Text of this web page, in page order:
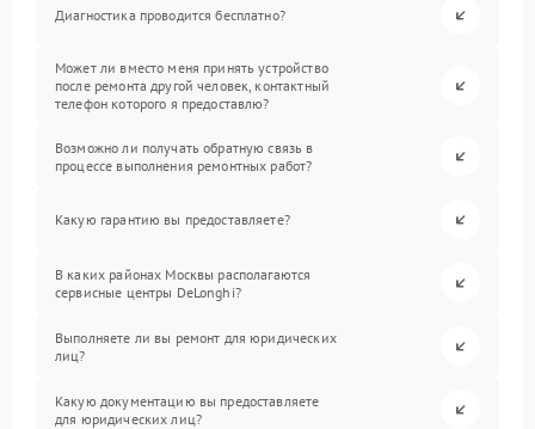
Диагностика проводится бесплатно?
Может ли вместо меня принять устройство
после ремонта другой человек, контактный
телефон которого я предоставлю?
Возможно ли получать обратную связь в
процессе выполнения ремонтных работ?
Какую гарантию вы предоставляете?
В каких районах Москвы располагаются
сервисные центры DeLonghi?
Выполняете ли вы ремонт для юридических
лиц?
Какую документацию вы предоставляете
для юридических лиц?